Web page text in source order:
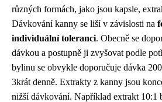
různých formách, jako jsou kapsle,
Dávkování kanny se liší v závislosti na
individuální toleranci. Obecně se
dávkou a postupně ji zvyšovat podle
bylinu se obvykle doporučuje dávka
3krát denně. Extrakty z kanny jsou
nižší dávkování. Například extrakt 10:1